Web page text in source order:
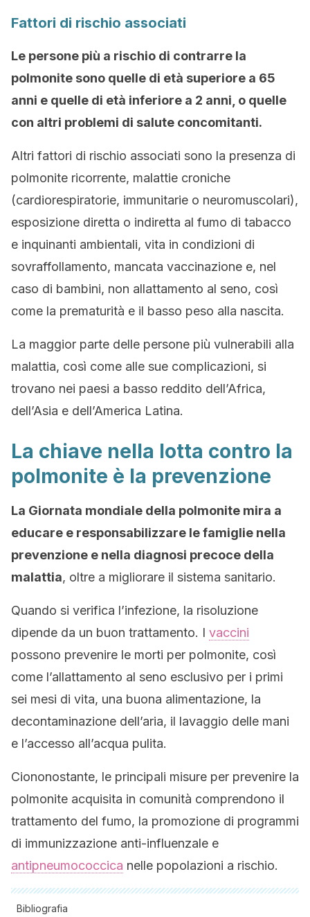
Fattori di rischio associati
Le persone più a rischio di contrarre la
polmonite sono quelle di età superiore a 65
anni e quelle di età inferiore a 2 anni, o quelle
con altri problemi di salute concomitanti.
Altri fattori di rischio associati sono la presenza di
polmonite ricorrente, malattie croniche
(cardiorespiratorie, immunitarie o neuromuscolari),
esposizione diretta o indiretta al fumo di tabacco
e inquinanti ambientali, vita in condizioni di
sovraffollamento, mancata vaccinazione e, nel
caso di bambini, non allattamento al seno, così
come la prematurità e il basso peso alla nascita.
La maggior parte delle persone più vulnerabili alla
malattia, così come alle sue complicazioni, si
trovano nei paesi a basso reddito dell’Africa,
dell’Asia e dell’America Latina.
La chiave nella lotta contro la
polmonite è la prevenzione
La Giornata mondiale della polmonite mira a
educare e responsabilizzare le famiglie nella
prevenzione e nella diagnosi precoce della
malattia, oltre a migliorare il sistema sanitario.
Quando si verifica l’infezione, la risoluzione
dipende da un buon trattamento. I vaccini
possono prevenire le morti per polmonite, così
come l’allattamento al seno esclusivo per i primi
sei mesi di vita, una buona alimentazione, la
decontaminazione dell’aria, il lavaggio delle mani
e l’accesso all’acqua pulita.
Ciononostante, le principali misure per prevenire la
polmonite acquisita in comunità comprendono il
trattamento del fumo, la promozione di programmi
di immunizzazione anti-influenzale e
antipneumococcica nelle popolazioni a rischio.
Bibliografia